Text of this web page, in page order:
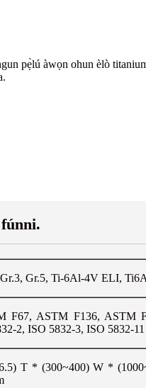
pẹ̀lú àwọn ohun èlò
Gr.5, Ti-6Al-4V ELI,
F67, ASTM F136, ASTM
2, ISO 5832-3, ISO 5832-11
T * (300~400) W *